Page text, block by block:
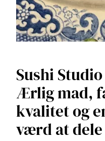
Sushi
Ærlig mad,
kvalitet og
værd at dele